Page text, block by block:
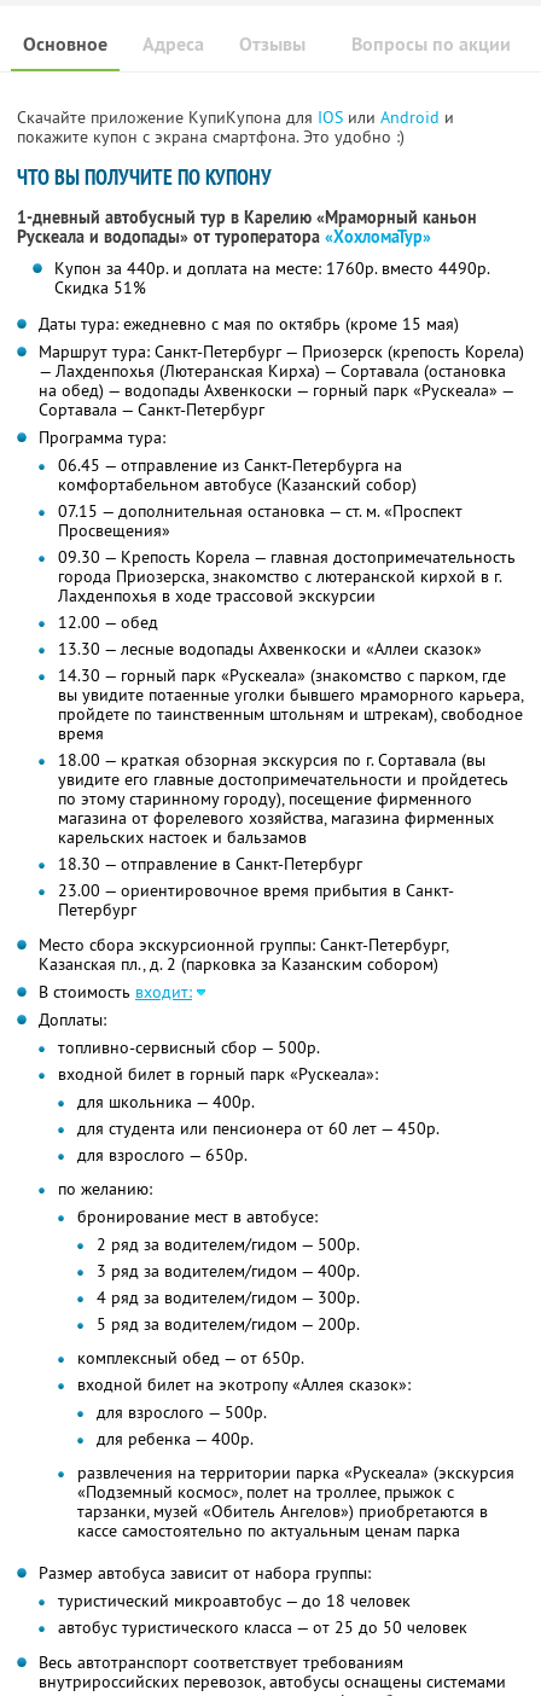
Основное Отзывы Вопросы по акции
Адреса
Скачайте приложение КупиКупона для IOS или Android и
покажите купон с экрана смартфона. Это удобно :)
ЧТО ВЫ ПОЛУЧИТЕ ПО КУПОНУ
1-дневный автобусный тур в Карелию «Мраморный каньон
Рускеала и водопады» от туроператора «ХохломаТур»
Купон за 440р. и доплата на месте: 1760р. вместо 4490р.
Скидка 51%
Даты тура: ежедневно с мая по октябрь (кроме 15 мая)
Маршрут тура: Санкт-Петербург — Приозерск (крепость Корела)
— Лахденпохья (Лютеранская Кирха) — Сортавала (остановка
на обед) — водопады Ахвенкоски — горный парк «Рускеала» —
Сортавала — Санкт-Петербург
Программа тура:
06.45 — отправление из Санкт-Петербурга на
комфортабельном автобусе (Казанский собор)
07.15 — дополнительная остановка — ст. м. «Проспект
Просвещения»
09.30 — Крепость Корела — главная достопримечательность
города Приозерска, знакомство с лютеранской кирхой в г.
Лахденпохья в ходе трассовой экскурсии
12.00 — обед
13.30 — лесные водопады Ахвенкоски и «Аллеи сказок»
14.30 — горный парк «Рускеала» (знакомство с парком, где
вы увидите потаенные уголки бывшего мраморного карьера,
пройдете по таинственным штольням и штрекам), свободное
время
18.00 — краткая обзорная экскурсия по г. Сортавала (вы
увидите его главные достопримечательности и пройдетесь
по этому старинному городу), посещение фирменного
магазина от форелевого хозяйства, магазина фирменных
карельских настоек и бальзамов
18.30 — отправление в Санкт-Петербург
23.00 — ориентировочное время прибытия в Санкт-
Петербург
Место сбора экскурсионной группы: Санкт-Петербург,
Казанская пл., д. 2 (парковка за Казанским собором)
В стоимость входит:
Доплаты:
топливно-сервисный сбор — 500р.
входной билет в горный парк «Рускеала»:
для школьника — 400р.
для студента или пенсионера от 60 лет — 450р.
для взрослого — 650р.
по желанию:
бронирование мест в автобусе:
2 ряд за водителем/гидом — 500р.
3 ряд за водителем/гидом — 400р.
4 ряд за водителем/гидом — 300р.
5 ряд за водителем/гидом — 200р.
комплексный обед — от 650р.
входной билет на экотропу «Аллея сказок»:
для взрослого — 500р.
для ребенка — 400р.
развлечения на территории парка «Рускеала» (экскурсия
«Подземный космос», полет на троллее, прыжок с
тарзанки, музей «Обитель Ангелов») приобретаются в
кассе самостоятельно по актуальным ценам парка
Размер автобуса зависит от набора группы:
туристический микроавтобус — до 18 человек
автобус туристического класса — от 25 до 50 человек
Весь автотранспорт соответствует требованиям
внутрироссийских перевозок, автобусы оснащены системами